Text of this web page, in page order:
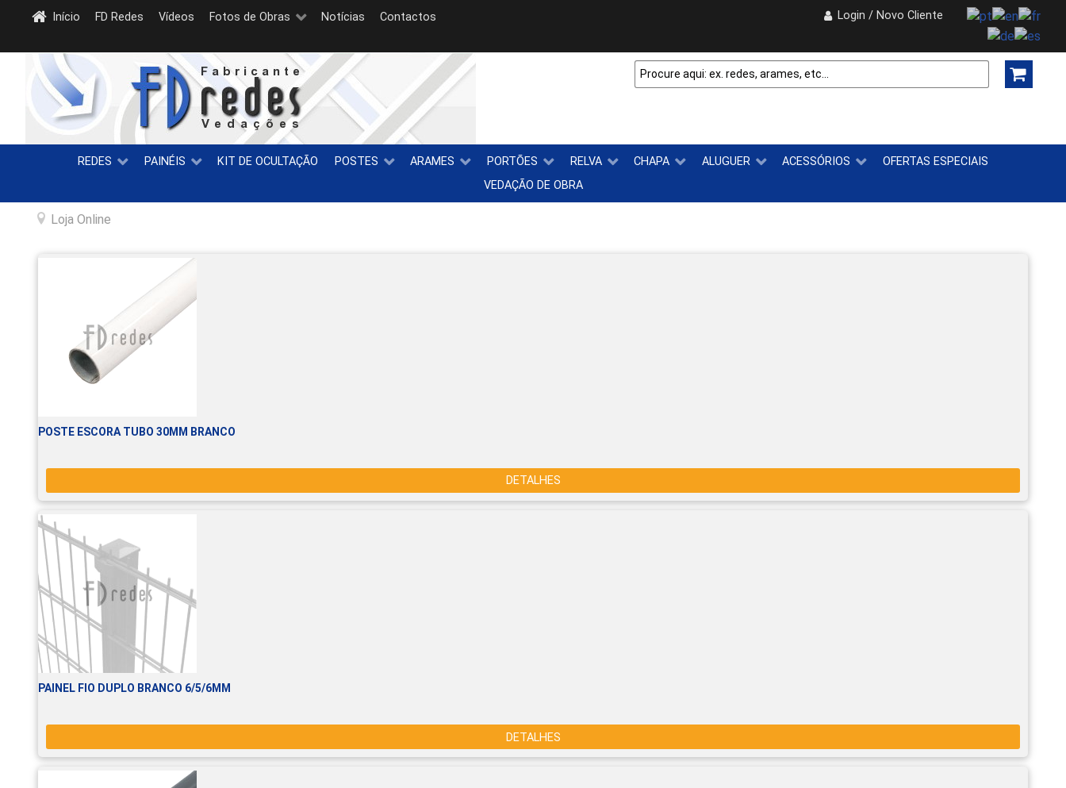
Início FD Redes Vídeos Fotos de Obras Notícias Login / Novo Cliente
Contactos
REDES PAINÉIS KIT DE OCULTAÇÃO POSTES ARAMES PORTÕES RELVA CHAPA ALUGUER ACESSÓRIOS
OFERTAS ESPECIAIS
VEDAÇÃO DE OBRA
Loja Online
POSTE ESCORA TUBO 30MM BRANCO
DETALHES
PAINEL FIO DUPLO BRANCO 6/5/6MM
DETALHES